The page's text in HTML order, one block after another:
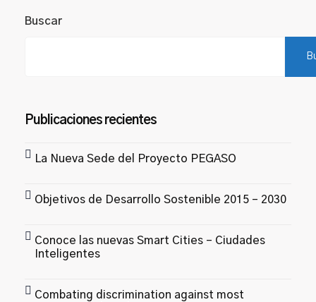
Buscar
Publicaciones recientes
La Nueva Sede del Proyecto PEGASO
Objetivos de Desarrollo Sostenible 2015 – 2030
Conoce las nuevas Smart Cities – Ciudades
Inteligentes
Combating discrimination against most